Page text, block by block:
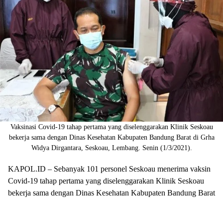
Vaksinasi Covid-19 tahap pertama yang diselenggarakan Klinik Seskoau
bekerja sama dengan Dinas Kesehatan Kabupaten Bandung Barat di Grha
Widya Dirgantara, Seskoau, Lembang. Senin (1/3/2021).
KAPOL.ID – Sebanyak 101 personel Seskoau menerima vaksin
Covid-19 tahap pertama yang diselenggarakan Klinik Seskoau
bekerja sama dengan Dinas Kesehatan Kabupaten Bandung Barat